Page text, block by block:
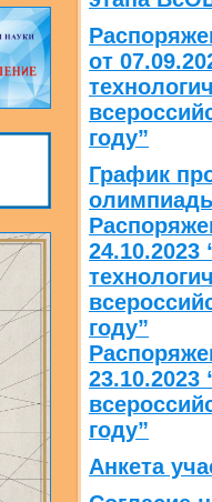
от
году”
График
24.10.2023
году”
23.10.2023
году”
Анкета